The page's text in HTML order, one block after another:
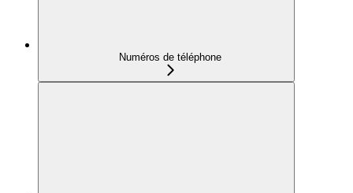
Numéros de téléphone